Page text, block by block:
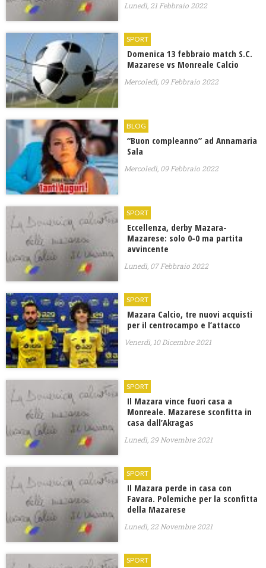
Lunedì, 21 Febbraio 2022
SPORT
Domenica 13 febbraio match S.C.
Mazarese vs Monreale Calcio
Mercoledì, 09 Febbraio 2022
BLOG
“Buon compleanno” ad Annamaria
Sala
Mercoledì, 09 Febbraio 2022
SPORT
Eccellenza, derby Mazara-
Mazarese: solo 0-0 ma partita
avvincente
Lunedì, 07 Febbraio 2022
SPORT
​Mazara Calcio, tre nuovi acquisti
per il centrocampo e l’attacco
Venerdì, 10 Dicembre 2021
SPORT
Il Mazara vince fuori casa a
Monreale. Mazarese sconfitta in
casa dall’Akragas
Lunedì, 29 Novembre 2021
SPORT
Il Mazara perde in casa con
Favara. Polemiche per la sconfitta
della Mazarese
Lunedì, 22 Novembre 2021
SPORT